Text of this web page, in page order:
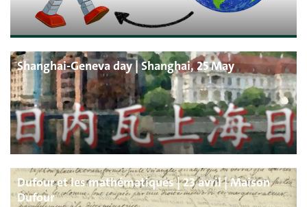
Shanghai-Geneva day | Shanghai, 25 May
Dufour et les mathématiques | 23 avril | Maison
Dufour